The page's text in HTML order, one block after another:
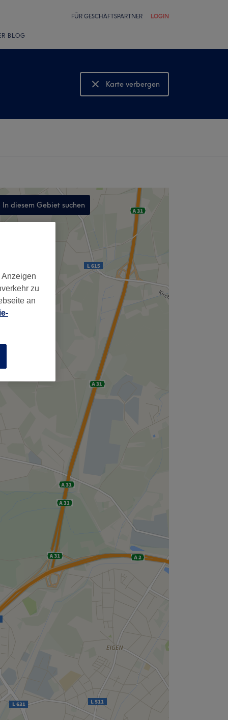
FÜR GESCHÄFTSPARTNER LOGIN
BLOG
Karte verbergen
Karte anzeigen
In diesem Gebiet suchen
,
zu
an